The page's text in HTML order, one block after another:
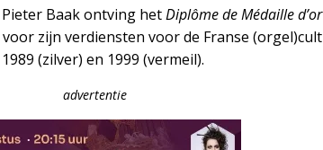
Baak ontving hetDiplôme de Médaille d’or
zijn verdiensten voor de Franse
(zilver) en 1999 (vermeil).
advertentie